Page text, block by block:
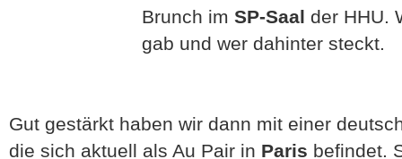
Brunch im SP-Saal der HHU.
gab und wer dahinter steckt.
Gut gestärkt haben wir dann mit einer
die sich aktuell als Au Pair in Paris befindet.